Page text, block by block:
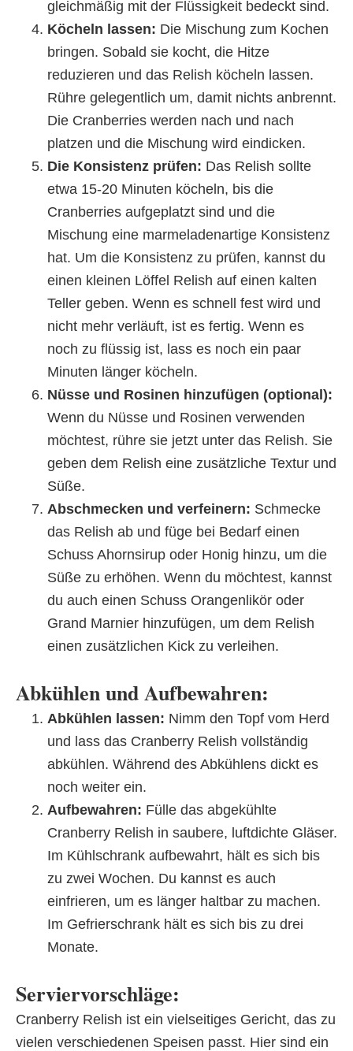
gleichmäßig mit der Flüssigkeit bedeckt sind.
Köcheln lassen: Die Mischung zum Kochen
bringen. Sobald sie kocht, die Hitze
reduzieren und das Relish köcheln lassen.
Rühre gelegentlich um, damit nichts anbrennt.
Die Cranberries werden nach und nach
platzen und die Mischung wird eindicken.
Die Konsistenz prüfen: Das Relish sollte
etwa 15-20 Minuten köcheln, bis die
Cranberries aufgeplatzt sind und die
Mischung eine marmeladenartige Konsistenz
hat. Um die Konsistenz zu prüfen, kannst du
einen kleinen Löffel Relish auf einen kalten
Teller geben. Wenn es schnell fest wird und
nicht mehr verläuft, ist es fertig. Wenn es
noch zu flüssig ist, lass es noch ein paar
Minuten länger köcheln.
Nüsse und Rosinen hinzufügen (optional):
Wenn du Nüsse und Rosinen verwenden
möchtest, rühre sie jetzt unter das Relish. Sie
geben dem Relish eine zusätzliche Textur und
Süße.
Abschmecken und verfeinern: Schmecke
das Relish ab und füge bei Bedarf einen
Schuss Ahornsirup oder Honig hinzu, um die
Süße zu erhöhen. Wenn du möchtest, kannst
du auch einen Schuss Orangenlikör oder
Grand Marnier hinzufügen, um dem Relish
einen zusätzlichen Kick zu verleihen.
Abkühlen und Aufbewahren:
Abkühlen lassen: Nimm den Topf vom Herd
und lass das Cranberry Relish vollständig
abkühlen. Während des Abkühlens dickt es
noch weiter ein.
Aufbewahren: Fülle das abgekühlte
Cranberry Relish in saubere, luftdichte Gläser.
Im Kühlschrank aufbewahrt, hält es sich bis
zu zwei Wochen. Du kannst es auch
einfrieren, um es länger haltbar zu machen.
Im Gefrierschrank hält es sich bis zu drei
Monate.
Serviervorschläge:
Cranberry Relish ist ein vielseitiges Gericht, das zu
vielen verschiedenen Speisen passt. Hier sind ein